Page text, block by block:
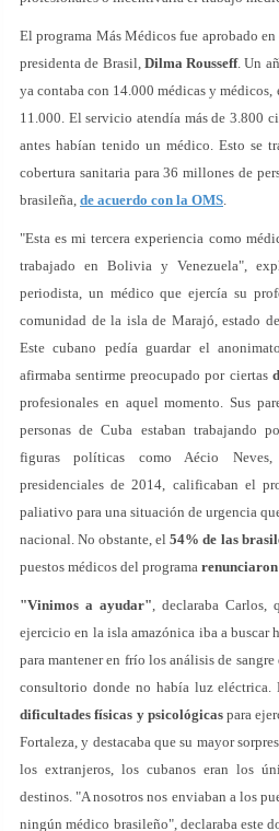
El programa Más Médicos fue aprobado
presidenta de Brasil, Dilma Rousseff. Un
ya contaba con 14.000 médicas y
11.000. El servicio atendía más de 3.800
antes habían tenido un médico. Esto se
cobertura sanitaria para 36 millones de
brasileña, de acuerdo con la OMS.
"Esta es mi tercera experiencia como
trabajado en Bolivia y Venezuela",
periodista, un médico que ejercía su
comunidad de la isla de Marajó, estado
Este cubano pedía guardar el
afirmaba sentirme preocupado por ciertas
profesionales en aquel momento. Sus
personas de Cuba estaban trabajando
figuras políticas como Aécio
presidenciales de 2014, calificaban el
paliativo para una situación de urgencia
nacional. No obstante, el54% de las
puestos médicos del programa
"Vinimos a ayudar", declaraba Carlos,
ejercicio en la isla amazónica iba a buscar
para mantener en frío los análisis de
consultorio donde no había luz eléctrica.
dificultades físicas y psicológicaspara
Fortaleza, y destacaba que su mayor
los extranjeros, los cubanos eran los
destinos. "A nosotros nos enviaban a los
ningún médico brasileño", declaraba este